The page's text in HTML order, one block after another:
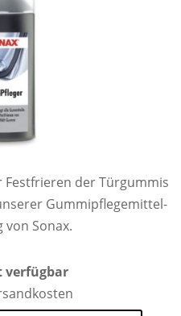
der Türgummis
Gummipflegemittel-
von Sonax.
verfügbar